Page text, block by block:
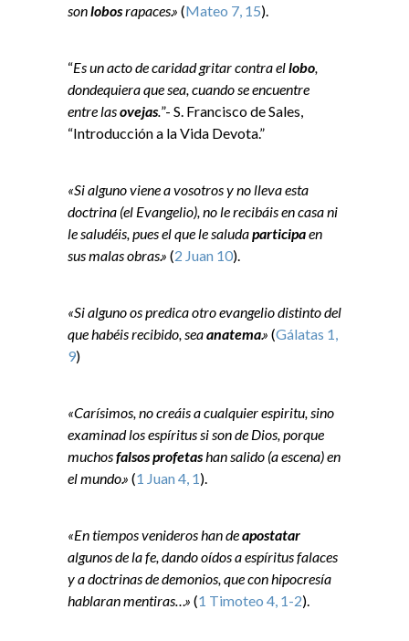
sonlobosrapaces.» (Mateo 7, 15).
“Es un acto de caridad gritar contra ellobo,
dondequiera que sea, cuando se encuentre
entre lasovejas.”- S. Francisco de Sales,
“Introducción a la Vida Devota.”
«Si alguno viene a vosotros y no lleva esta
doctrina (el Evangelio), no le recibáis en casa ni
le saludéis, pues el que le saludaparticipaen
sus malas obras.» (2 Juan 10).
«Si alguno os predica otro evangelio distinto del
que habéis recibido, seaanatema.» (Gálatas 1,
9)
«Carísimos, no creáis a cualquier espiritu, sino
examinad los espíritus si son de Dios, porque
muchosfalsos profetashan salido (a escena) en
el mundo.» (1 Juan 4, 1).
«En tiempos venideros han deapostatar
algunos de la fe, dando oídos a espíritus falaces
y a doctrinas de demonios, que con hipocresía
hablaran mentiras…» (1 Timoteo 4, 1-2).